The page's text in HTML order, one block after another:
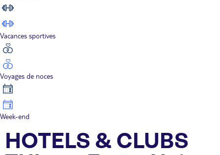
Vacances sportives
Voyages de noces
Week-end
HOTELS & CLUBS